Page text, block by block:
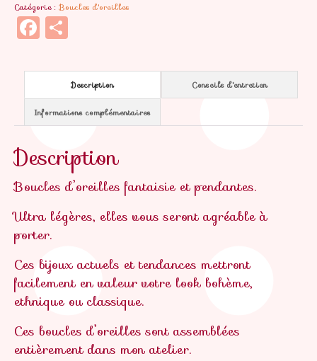
Catégorie : Boucles d'oreilles
Facebook
Description Conseils d'entretien
Informations complémentaires
Description
Boucles d’oreilles fantaisie et pendantes.
Ultra légères, elles vous seront agréable à
porter.
Ces bijoux actuels et tendances mettront
facilement en valeur votre look bohème,
ethnique ou classique.
Ces boucles d’oreilles sont assemblées
entièrement dans mon atelier.